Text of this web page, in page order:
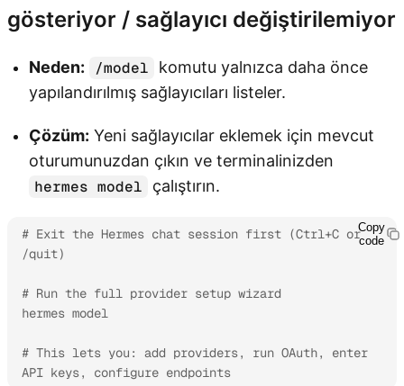
gösteriyor / sağlayıcı değiştirilemiyor
Neden: /model
komutu yalnızca daha önce
yapılandırılmış sağlayıcıları listeler.
Çözüm: Yeni sağlayıcılar eklemek için mevcut
oturumunuzdan çıkın ve terminalinizden
hermes model
çalıştırın.
# Exit the Hermes chat session first (Ctrl+C or
/quit)
# Run the full provider setup wizard
hermes model
# This lets you: add providers, run OAuth, enter
API keys, configure endpoints
Copy
code